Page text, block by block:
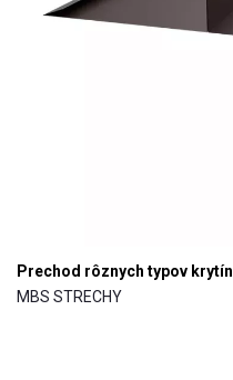
Prechod rôznych typov krytín
MBS STRECHY